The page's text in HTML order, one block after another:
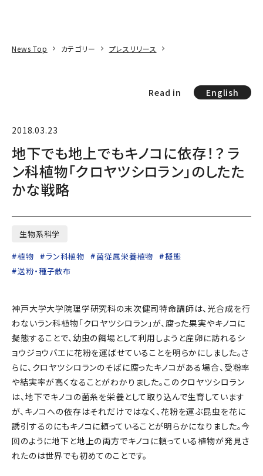
News Top カテゴリー プレスリリース
Read in English
2018.03.23
地下でも地上でもキノコに依存！？ ラ
ン科植物「クロヤツシロラン」のしたた
かな戦略
生物系科学
植物
ラン科植物 菌従属栄養植物
擬態
送粉・種子散布
神戸大学大学院理学研究科の末次健司特命講師は、光合成を行
わないラン科植物「クロヤツシロラン」が、腐った果実やキノコに
擬態することで、幼虫の餌場として利用しようと産卵に訪れるシ
ョウジョウバエに花粉を運ばせていることを明らかにしました。さ
らに、クロヤツシロランのそばに腐ったキノコがある場合、受粉率
や結実率が高くなることがわかりました。このクロヤツシロラン
は、地下でキノコの菌糸を栄養として取り込んで生育しています
が、キノコへの依存はそれだけではなく、花粉を運ぶ昆虫を花に
誘引するのにもキノコに頼っていることが明らかになりました。今
回のように地下と地上の両方でキノコに頼っている植物が発見さ
れたのは世界でも初めてのことです。